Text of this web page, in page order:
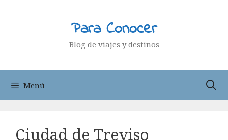
Para Conocer
Blog de viajes y destinos
Menú
Ciudad de Treviso